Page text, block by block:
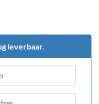
leverbaar.